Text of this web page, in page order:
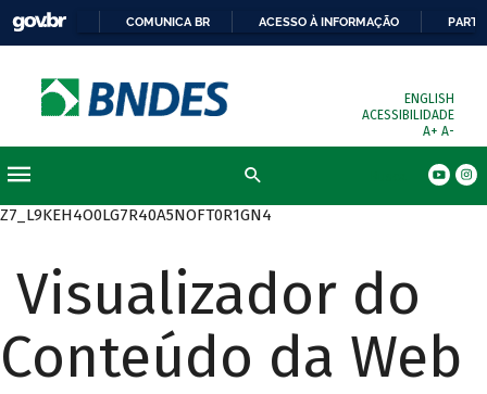
COMUNICA BR ACESSO À INFORMAÇÃO
ENGLISH
ACESSIBILIDADE
A+ A-
Z7_L9KEH4O0LG7R40A5NOFT0R1GN4
Visualizador do
Conteúdo da Web